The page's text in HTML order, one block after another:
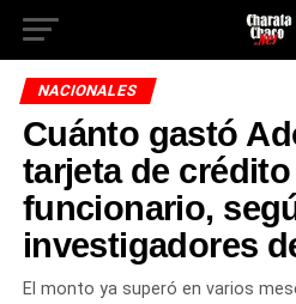
NACIONALES
Cuánto gastó
tarjeta de
funcionario,
investigadores
El monto ya superó en varios